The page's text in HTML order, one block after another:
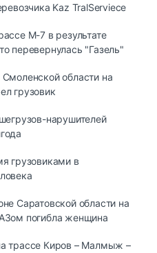
Kaz TralServiece
М-7 в результате
перевернулась "Газель"
области на
грузовик
нарушителей
грузовиками в
Саратовской области на
погибла женщина
трассе Киров – Малмыж –